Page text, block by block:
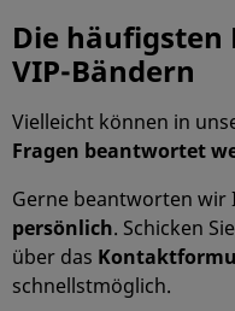
Die häufigsten
VIP-Bändern
Vielleicht können in
Fragen beantwortet
Gerne beantworten wir
persönlich. Schicken
über das
schnellstmöglich.